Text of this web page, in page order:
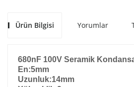
Ürün Bilgisi Yorumlar
680nF 100V Seramik
En:5mm
Uzunluk:14mm